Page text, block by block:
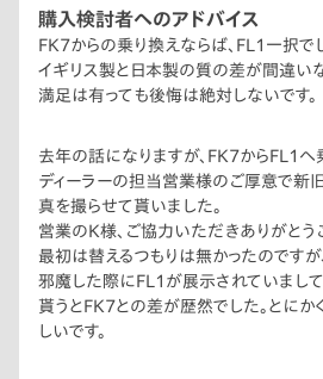
でした(^_^)v
Apple CarPlayで再生すると音質が良く
走りも低速側にトルクが振ってあり、
ECONもFL1なら街乗りの場合は使えま
ホイールに変えなくてもスタイリッシュで
購入検討者へのアドバイス
FK7からの乗り換えならば、FL1一択でし
イギリス製と日本製の質の差が間違いな
満足は有っても後悔は絶対しないです。
去年の話になりますが、FK7からFL1へ
ディーラーの担当営業様のご厚意で新
真を撮らせて貰いました。
営業のK様、ご協力いただきありがとう
最初は替えるつもりは無かったのですが
邪魔した際にFL1が展示されていまして
貰うとFK7との差が歴然でした。とに
しいです。